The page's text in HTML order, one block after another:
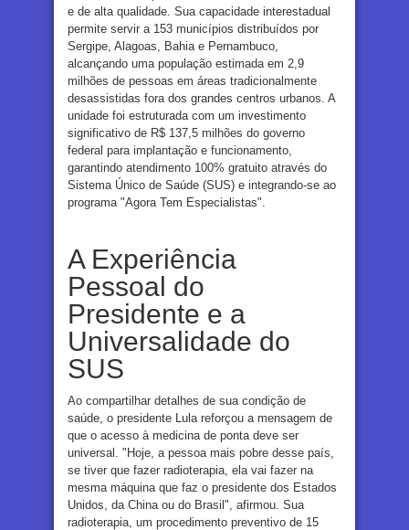
e de alta qualidade. Sua capacidade interestadual
permite servir a 153 municípios distribuídos por
Sergipe, Alagoas, Bahia e Pernambuco,
alcançando uma população estimada em 2,9
milhões de pessoas em áreas tradicionalmente
desassistidas fora dos grandes centros urbanos. A
unidade foi estruturada com um investimento
significativo de R$ 137,5 milhões do governo
federal para implantação e funcionamento,
garantindo atendimento 100% gratuito através do
Sistema Único de Saúde (SUS) e integrando-se ao
programa "Agora Tem Especialistas".
A Experiência
Pessoal do
Presidente e a
Universalidade do
SUS
Ao compartilhar detalhes de sua condição de
saúde, o presidente Lula reforçou a mensagem de
que o acesso à medicina de ponta deve ser
universal. "Hoje, a pessoa mais pobre desse país,
se tiver que fazer radioterapia, ela vai fazer na
mesma máquina que faz o presidente dos Estados
Unidos, da China ou do Brasil", afirmou. Sua
radioterapia, um procedimento preventivo de 15